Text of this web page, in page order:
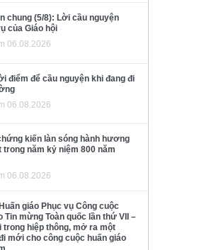
chung (5/8): Lời cầu nguyện
của Giáo hội
06.08.2026
điểm để cầu nguyện khi đang đi
06.08.2026
kiến làn sóng hành hương
trong năm kỷ niệm 800 năm
06.08.2026
giáo Phục vụ Công cuộc
Tin mừng Toàn quốc lần thứ VII –
trong hiệp thông, mở ra một
mới cho công cuộc huấn giáo